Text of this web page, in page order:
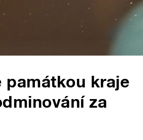
památkou kraje
za